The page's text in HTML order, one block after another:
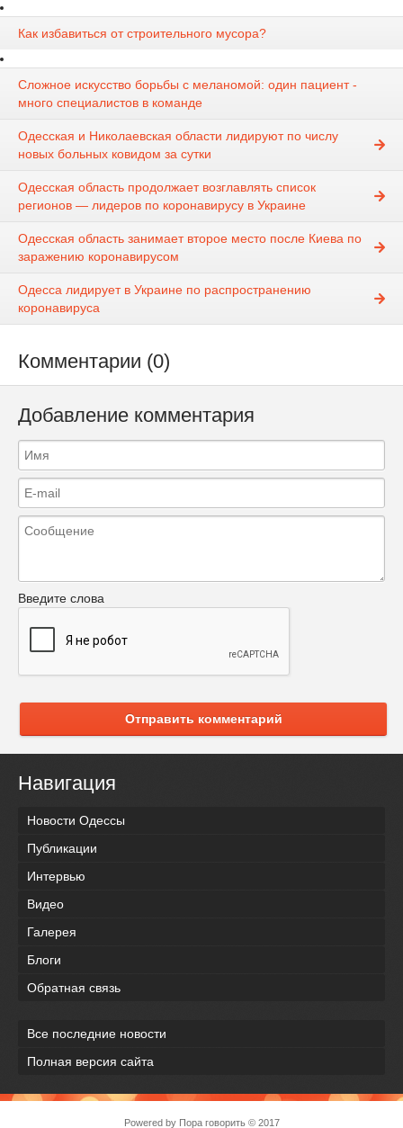
Как избавиться от строительного мусора?
Сложное искусство борьбы с меланомой: один пациент -
много специалистов в команде
Одесская и Николаевская области лидируют по числу
новых больных ковидом за сутки
Одесская область продолжает возглавлять список
регионов — лидеров по коронавирусу в Украине
Одесская область занимает второе место после Киева по
заражению коронавирусом
Одесса лидирует в Украине по распространению
коронавируса
Комментарии (0)
Добавление комментария
Введите слова
Отправить комментарий
Навигация
Новости Одессы
Публикации
Интервью
Видео
Галерея
Блоги
Обратная связь
Все последние новости
Полная версия сайта
Powered by Пора говорить© 2017